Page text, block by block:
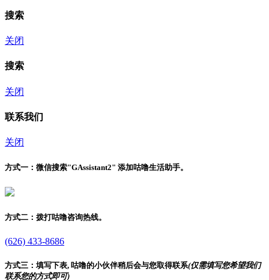
搜索
关闭
搜索
关闭
联系我们
关闭
方式一： 微信搜索"GAssistant2" 添加咕噜生活助手。
方式二： 拨打咕噜咨询热线。
(626) 433-8686
方式三： 填写下表, 咕噜的小伙伴稍后会与您取得联系(仅需填写您希望我们
联系您的方式即可)